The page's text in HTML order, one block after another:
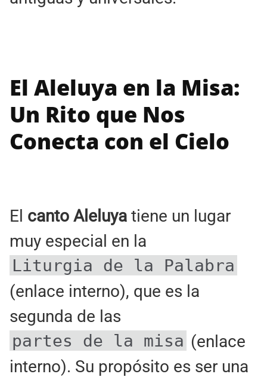
El Aleluya en la Misa:
Un Rito que Nos
Conecta con el Cielo
El canto Aleluya tiene un lugar
muy especial en la
Liturgia de la Palabra
(enlace interno), que es la
segunda de las
partes de la misa (enlace
interno). Su propósito es ser una